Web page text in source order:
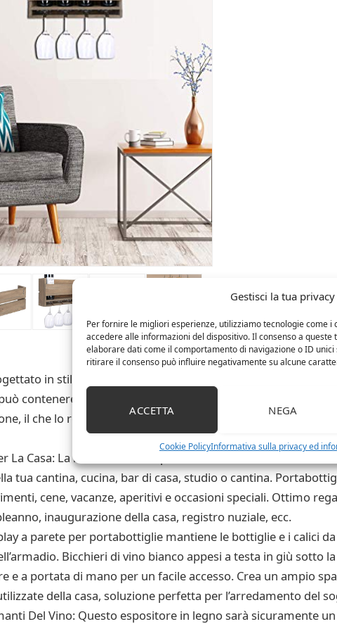
Gestisci la tua privacy
Per fornire le migliori esperienze, utilizziamo tecnologie come i
accedere alle informazioni del dispositivo. Il consenso a
elaborare dati come il comportamento di navigazione o ID
ritirare il consenso può influire negativamente su alcune
ACCETTA NEGA
Cookie PolicyInformativa sulla privacy ed
in stile rustico e retrò con legno finitura bruciata. La
contenere fino a 5 bottiglie di vino e 4 bicchieri di calici per la
il che lo rende un’ottima aggiunta alla tua cucina, sala da
La Casa: La nostra mensola per la conservazione del vino in
tua cantina, cucina, bar di casa, studio o cantina.
cene, vacanze, aperitivi e occasioni speciali. Ottimo
inaugurazione della casa, registro nuziale, ecc.
a parete per portabottiglie mantiene le bottiglie e i calici
Bicchieri di vino bianco appesi a testa in giù sotto
e a portata di mano per un facile accesso. Crea un ampio
della casa, soluzione perfetta per l’arredamento del
Del Vino: Questo espositore in legno sarà sicuramente